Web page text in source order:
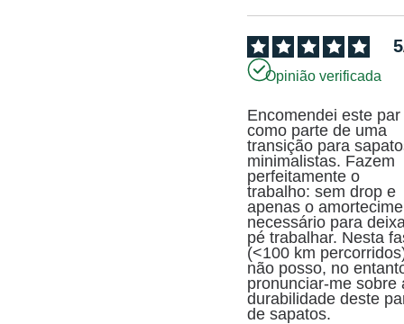
5
Opinião verificada
Encomendei este par
como parte de uma
transição para
minimalistas. Fazem
perfeitamente o
trabalho: sem drop e
apenas o
necessário para
pé trabalhar. Nesta
(<100 km
não posso, no
pronunciar-me sobre
durabilidade deste
de sapatos.